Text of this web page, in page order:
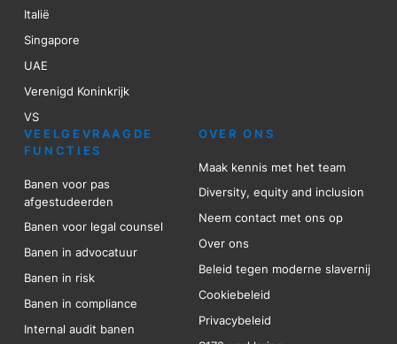
Italië
Singapore
UAE
Verenigd Koninkrijk
VS
VEELGEVRAAGDE
FUNCTIES
Banen voor pas
afgestudeerden
Banen voor legal counsel
Banen in advocatuur
Banen in risk
Banen in compliance
Internal audit banen
OVER ONS
Maak kennis met het team
Diversity, equity and inclusion
Neem contact met ons op
Over ons
Beleid tegen moderne slavernij
Cookiebeleid
Privacybeleid